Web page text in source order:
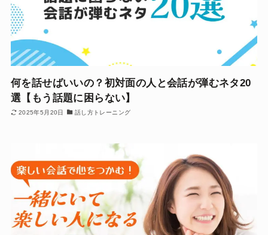
何を話せばいいの？初対面の人と会話が弾むネタ20
選【もう話題に困らない】
2025年5月20日 話し方トレーニング